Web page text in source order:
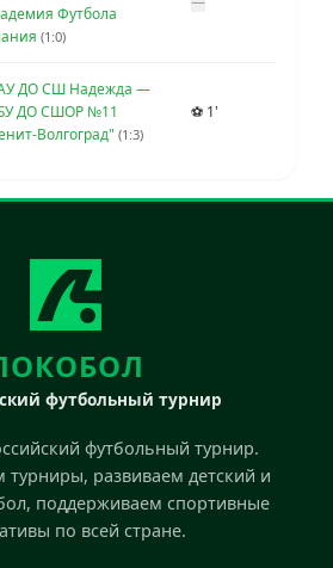
Футбола
(1:0)
ДО СШ Надежда —
ДО СШОР №11
Волгоград" (1:3)
⚽ 1'
футбольный турнир
футбольный турнир.
турниры, развиваем детский и
поддерживаем спортивные
по всей стране.